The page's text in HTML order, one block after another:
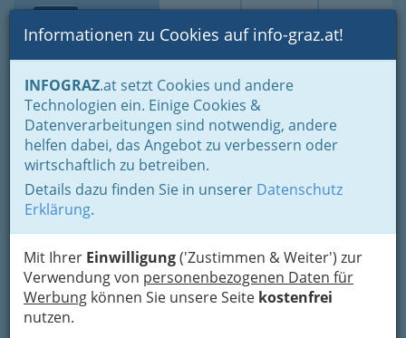
Suche Login Toggle
Informationen zu Cookies auf info-graz.at!
INFOGRAZ.at setzt Cookies und andere
Technologien ein. Einige Cookies &
Datenverarbeitungen sind notwendig, andere
helfen dabei, das Angebot zu verbessern oder
wirtschaftlich zu betreiben.
Details dazu finden Sie in unserer Datenschutz
Erklärung.
Mit Ihrer Einwilligung('Zustimmen & Weiter') zur
Verwendung von personenbezogenen Daten für
Werbung können Sie unsere Seite kostenfrei
nutzen.
Home Lifestyle
Gleichklang für Körper, Geist und Seele
Adressen von Seminaranbietern
Hans Diether Zorn
Rohrbach 175, 8151 Hitzendorf
+43 664 439 6162
Karte
Adresse mit Google Maps anschauen